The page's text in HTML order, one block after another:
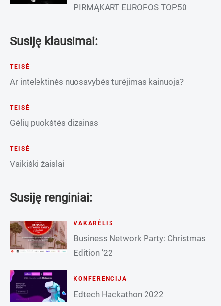
PIRMĄKART EUROPOS TOP50
Susiję klausimai:
TEISĖ
Ar intelektinės nuosavybės turėjimas kainuoja?
TEISĖ
Gėlių puokštės dizainas
TEISĖ
Vaikiški žaislai
Susiję renginiai:
VAKARĖLIS
Business Network Party: Christmas
Edition ’22
KONFERENCIJA
Edtech Hackathon 2022